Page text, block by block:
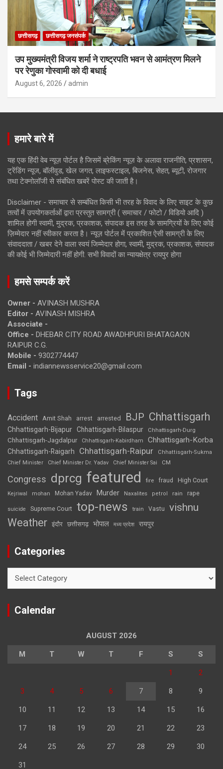
छत्तीसगढ़ छत्तीसगढ़ जनसंपर्क
उप मुख्यमंत्री विजय शर्मा ने राष्ट्रपति भवन से आमंत्रण मिलने
पर रेणुका गोस्वामी को दी बधाई
August 6, 2026 admin
हमारे बारे में
यह एक हिंदी वेब न्यूज़ पोर्टल है जिसमें ब्रेकिंग न्यूज़ के अलावा राजनीति, प्रशासन,
ट्रेंडिंग न्यूज, बॉलीवुड, खेल जगत, लाइफस्टाइल, बिजनेस, सेहत, ब्यूटी, रोजगार
तथा टेक्नोलॉजी से संबंधित खबरें पोस्ट की जाती है।
Disclaimer - समाचार से सम्बंधित किसी भी तरह के विवाद के लिए साइट के कुछ
तत्वों में उपयोगकर्ताओं द्वारा प्रस्तुत सामग्री ( समाचार / फोटो / विडियो आदि )
शामिल होगी स्वामी, मुद्रक, प्रकाशक, संपादक इस तरह के सामग्रियों के लिए कोई
ज़िम्मेदार नहीं स्वीकार करता है। न्यूज़ पोर्टल में प्रकाशित ऐसी सामग्री के लिए
संवाददाता / खबर देने वाला स्वयं जिम्मेदार होगा, स्वामी, मुद्रक, प्रकाशक, संपादक
की कोई भी जिम्मेदारी नहीं होगी. सभी विवादों का न्यायक्षेत्र रायपुर होगा
हमसे सम्पर्क करें
Owner - AVINASH MUSHRA
Editor - AVINASH MISHRA
Associate -
Office - DHEBAR CITY ROAD AWADHPURI BHATAGAON
RAIPUR C.G.
Mobile - 9302774447
Email - indiannewsservice20@gmail.com
Tags
Accident Amit Shah arrest arrested BJP Chhattisgarh
Chhattisgarh-Bijapur Chhattisgarh-Bilaspur Chhattisgarh-Durg
Chhattisgarh-Jagdalpur Chhattisgarh-Kabirdham Chhattisgarh-Korba
Chhattisgarh-Raigarh Chhattisgarh-Raipur
Chhattisgarh-Sukma
Chief Minister
Chief Minister Dr. Yadav Chief Minister Sai CM
Congress dprcg featured fire fraud High Court
Kejriwal mohan Mohan Yadav Murder Naxalites petrol rain rape
suicide Supreme Court top-news train Vastu vishnu
Weather इंदौर छत्तीसगढ़ भोपाल मध्य प्रदेश रायपुर
Categories
Calendar
AUGUST 2026
M T W T F S S
1 2
3 4 5 6 7 8 9
10 11 12 13 14 15 16
17 18 19 20 21 22 23
24 25 26 27 28 29 30
31